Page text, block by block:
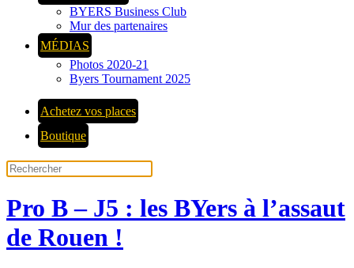
BYERS Business Club
Mur des partenaires
MÉDIAS
Photos 2020-21
Byers Tournament 2025
Achetez vos places
Boutique
Pro B – J5 : les BYers à l’assaut
de Rouen !